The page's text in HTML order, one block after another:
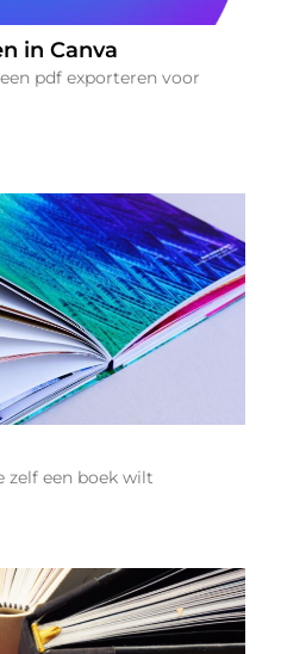
in Canva
pdf exporteren voor
zelf een boek wilt